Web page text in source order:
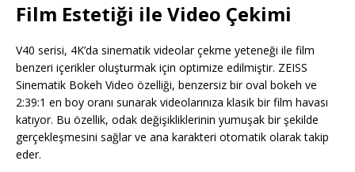
Film Estetiği ile Video Çekimi
V40 serisi, 4K’da sinematik videolar çekme yeteneği ile film
benzeri içerikler oluşturmak için optimize edilmiştir. ZEISS
Sinematik Bokeh Video özelliği, benzersiz bir oval bokeh ve
2:39:1 en boy oranı sunarak videolarınıza klasik bir film havası
katıyor. Bu özellik, odak değişikliklerinin yumuşak bir şekilde
gerçekleşmesini sağlar ve ana karakteri otomatik olarak takip
eder.